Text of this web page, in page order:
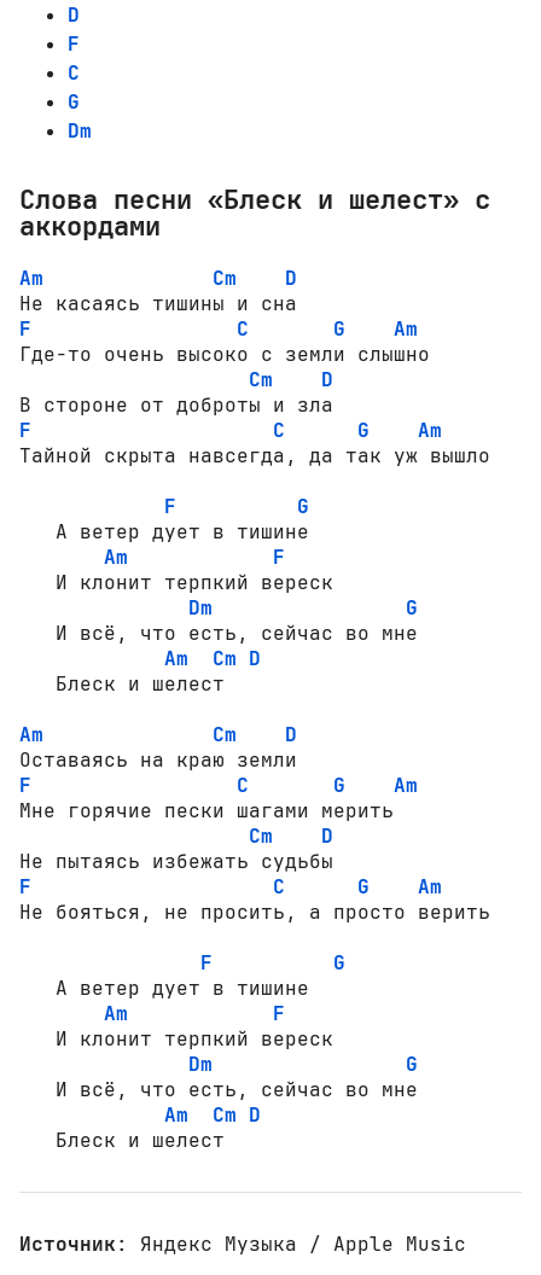
D
F
C
G
Dm
Слова песни «Блеск и шелест» с
аккордами
Am Cm
D
F
C G
Am
Где-то очень высоко с земли слышно
Cm
D
F
C G
Am
Тайной скрыта навсегда, да так уж вышло
F
G
   А ветер дует в тишине
Am
F
   И клонит терпкий вереск
Dm
G
   И всё, что есть, сейчас во мне
Am
Cm D
   Блеск и шелест
Am
Cm
D
F
C G
Am
Мне горячие пески шагами мерить
Cm
D
F
C G
Am
Не бояться, не просить, а просто верить
F
G
   А ветер дует в тишине
Am
F
   И клонит терпкий вереск
Dm
G
   И всё, что есть, сейчас во мне
Am
Cm D
   Блеск и шелест
Источник: Яндекс Музыка / Apple Music